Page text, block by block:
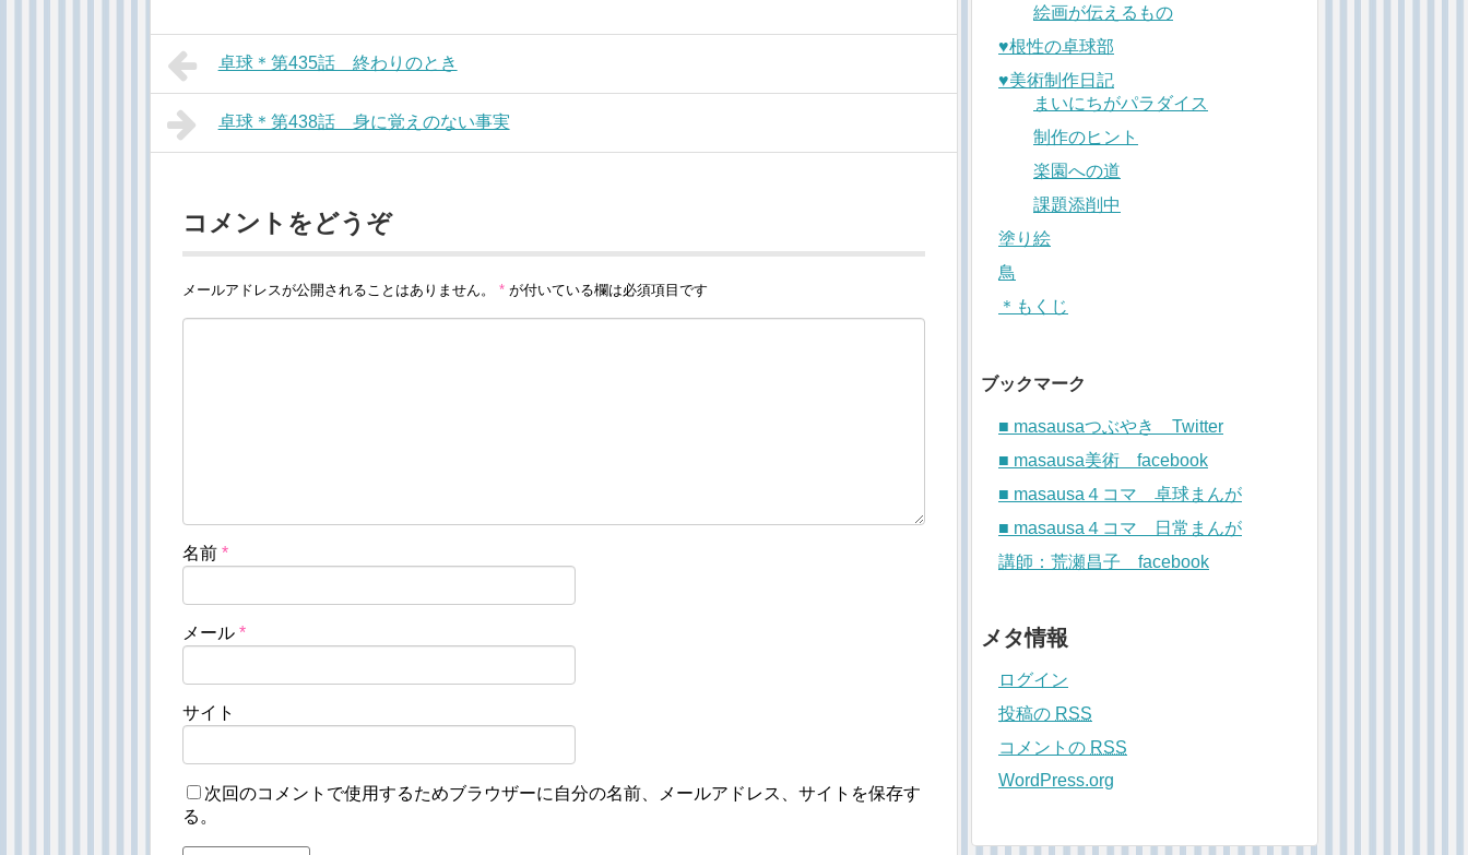
卓球＊第435話 終わりのとき
卓球＊第438話 身に覚えのない事実
コメントをどうぞ
メールアドレスが公開されることはありません。 * が付いている欄は必須項目です
名前 *
メール *
サイト
次回のコメントで使用するためブラウザーに自分の名前、メールアドレス、サイトを保存す
る。
絵画が伝えるもの
♥︎根性の卓球部
♥︎美術制作日記
まいにちがパラダイス
制作のヒント
楽園への道
課題添削中
塗り絵
鳥
＊もくじ
ブックマーク
■ masausaつぶやき Twitter
■ masausa美術 facebook
■ masausa４コマ 卓球まんが
■ masausa４コマ 日常まんが
講師：荒瀬昌子 facebook
メタ情報
ログイン
投稿の RSS
コメントの RSS
WordPress.org